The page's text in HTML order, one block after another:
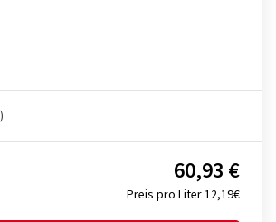
Preis pro Liter 12,19€
60,93 €